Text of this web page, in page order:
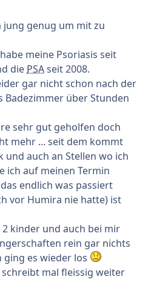
genug um mit zu
habe meine Psoriasis seit
die PSAseit 2008.
gar nicht schon nach der
Badezimmer über Stunden
sehr gut geholfen doch
mehr ... seit dem kommt
auch an Stellen wo ich
ich auf meinen Termin
endlich was passiert
vor Humira nie hatte) ist
kinder und auch bei mir
rein gar nichts
ging es wieder los
mal fleissig weiter